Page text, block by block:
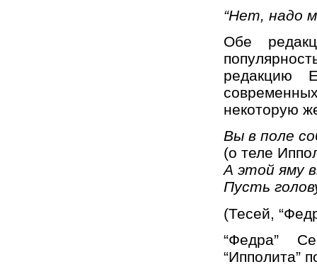
“Нет, надо
Обе
редакцию
некоторую
Вы в поле
(о теле
А этой яму
Пусть
(Тесей,
“Федра”
“Ипполита”